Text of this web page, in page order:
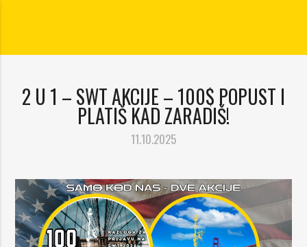
2 U 1 – SWT AKCIJE – 100$ POPUST I
PLATIŠ KAD ZARADIŠ!
11.10.2025